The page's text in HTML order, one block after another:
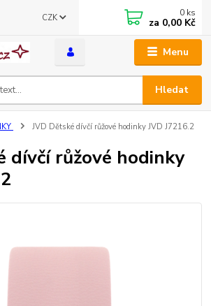
Menu
CZK
Hledat
0 ks
za 0,00 Kč
JVD Dětské dívčí růžové hodinky JVD J7216.2
dívčí růžové hodinky